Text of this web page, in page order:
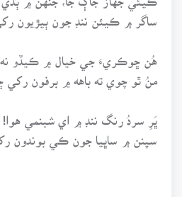
ساگر ۾ ڪيئن ننڊ جون ٻيڙيون
هُن ڇوڪريءَ جي خيال ۾ ڪيڏو نه
منُ ٿو چوي ته باهه ۾ برفون رکي
ڀَرِ سردُ رنگ ننڊ ۾ اي شبنمي هوا!
سپنن ۾ ساڀيا جون ڪي بوندون